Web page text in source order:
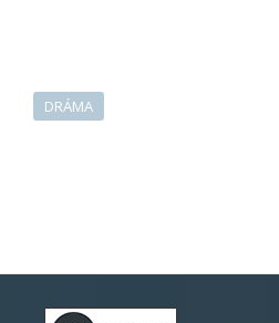
DRÁMA